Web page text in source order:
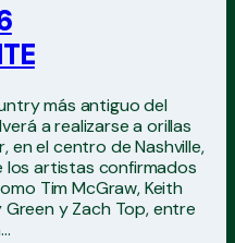
más antiguo del
a realizarse a orillas
en el centro de Nashville,
los artistas confirmados
Tim McGraw, Keith
Green y Zach Top, entre